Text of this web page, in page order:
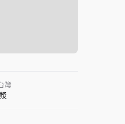
灣